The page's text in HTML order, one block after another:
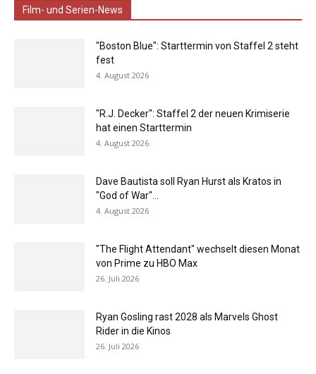
Film- und Serien-News
"Boston Blue": Starttermin von Staffel 2 steht
fest
4. August 2026
"R.J. Decker": Staffel 2 der neuen Krimiserie
hat einen Starttermin
4. August 2026
Dave Bautista soll Ryan Hurst als Kratos in
"God of War"...
4. August 2026
"The Flight Attendant" wechselt diesen Monat
von Prime zu HBO Max
26. Juli 2026
Ryan Gosling rast 2028 als Marvels Ghost
Rider in die Kinos
26. Juli 2026